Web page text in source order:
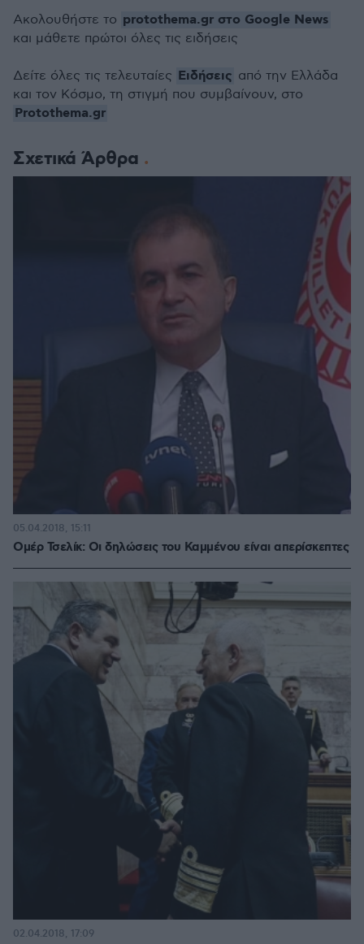
Σχετικά Άρθρα
Ομέρ Τσελίκ: Οι δηλώσεις του Καμμένου είναι απερίσκεπτες
05.04.2018, 15:11
02.04.2018, 17:09
Ακολουθήστε το protothema.gr στο Google News
και μάθετε πρώτοι όλες τις ειδήσεις
Δείτε όλες τις τελευταίες Ειδήσεις από την Ελλάδα
και τον Κόσμο, τη στιγμή που συμβαίνουν, στο
Protothema.gr